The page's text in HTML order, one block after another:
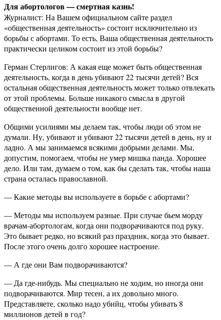
Для абортологов — смертная казнь!
Журналист: На Вашем официальном сайте раздел
«общественная деятельность» состоит исключительно из
борьбы с абортами. То есть, Ваша общественная деятельность
практически целиком состоит из этой борьбы?
Герман Стерлигов: А какая еще может быть общественная
деятельность, когда в день убивают 22 тысячи детей? Вся
остальная общественная деятельность может только отвлекать
от этой проблемы. Больше никакого смысла в другой
общественной деятельности вообще нет.
Общими усилиями мы делаем так, чтобы люди об этом не
думали. Ну, убивают и убивают 22 тысячи детей в день, ну и
ладно. А мы занимаемся всякими добрыми делами. Мы,
допустим, помогаем, чтобы не умер мишка панда. Хорошее
дело. Или там, думаем о том, как бы сделать так, чтобы наша
страна осталась православной.
— Какие методы вы используете в борьбе с абортами?
— Методы мы используем разные. При случае бьем морду
врачам-абортологам, когда они подворачиваются под руку.
Это бывает редко, но всякий раз праздник, когда это бывает.
После этого очень долго хорошее настроение.
— А где они Вам подворачиваются?
— Да где-нибудь. Мы специально не ходим, но иногда они
подворачиваются. Мир тесен, а их довольно много.
Представляете, сколько надо убийц, чтобы убивать 8
миллионов детей в год?